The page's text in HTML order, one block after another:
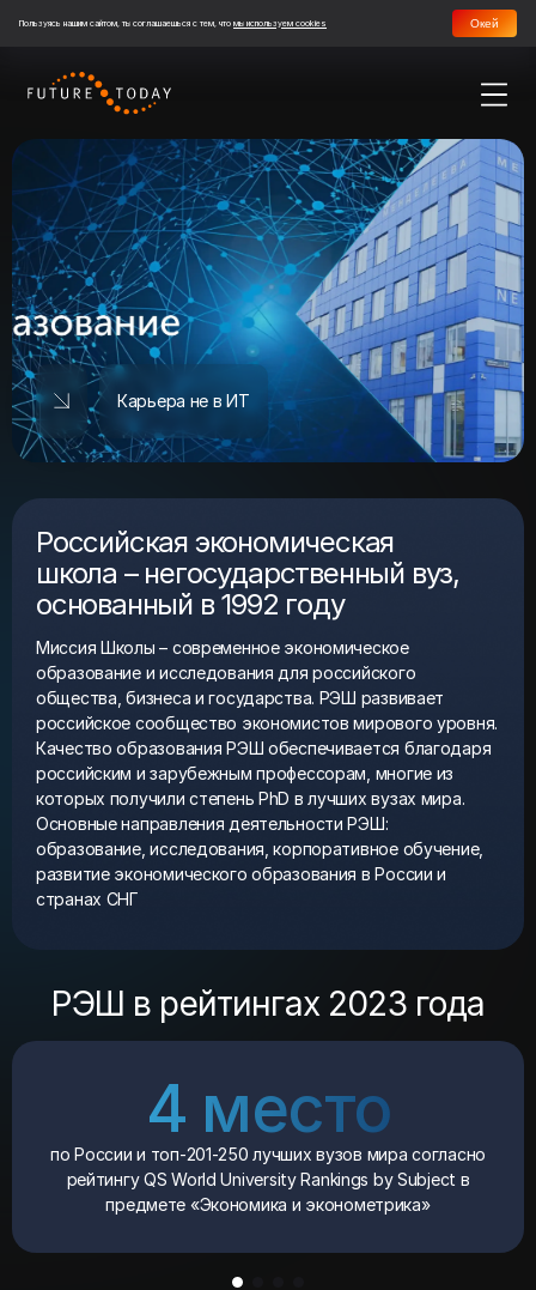
Пользуясь нашим сайтом, ты соглашаешься с тем, что мы используем cookies Окей
Карьера не в ИТ
Российская экономическая
школа – негосударственный вуз,
основанный в 1992 году
Миссия Школы – современное экономическое
образование и исследования для российского
общества, бизнеса и государства. РЭШ развивает
российское сообщество экономистов мирового уровня.
Качество образования РЭШ обеспечивается благодаря
российским и зарубежным профессорам, многие из
которых получили степень PhD в лучших вузах мира.
Основные направления деятельности РЭШ:
образование, исследования, корпоративное обучение,
развитие экономического образования в России и
странах СНГ
РЭШ в рейтингах 2023 года
4 место
по России и топ-201-250 лучших вузов мира согласно
рейтингу QS World University Rankings by Subject в
предмете «Экономика и эконометрика»